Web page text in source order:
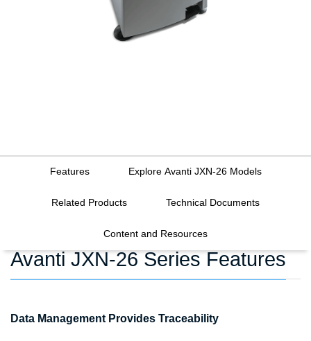
Features Explore Avanti JXN-26 Models
Related Products Technical Documents
Content and Resources
Avanti JXN-26 Series Features
Data Management Provides Traceability